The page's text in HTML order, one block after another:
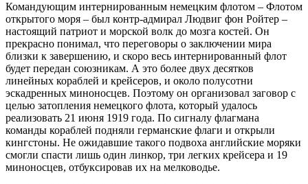
Командующим интернированным немецким флотом – Флотом
открытого моря – был контр-адмирал Людвиг фон Ройтер –
настоящий патриот и морской волк до мозга костей. Он
прекрасно понимал, что переговоры о заключении мира
близки к завершению, и скоро весь интернированный флот
будет передан союзникам. А это более двух десятков
линейных кораблей и крейсеров, и около полусотни
эскадренных миноносцев. Поэтому он организовал заговор с
целью затопления немецкого флота, который удалось
реализовать 21 июня 1919 года. По сигналу флагмана
команды кораблей подняли германские флаги и открыли
кингстоны. Не ожидавшие такого подвоха английские моряки
смогли спасти лишь один линкор, три легких крейсера и 19
миноносцев, отбуксировав их на мелководье.